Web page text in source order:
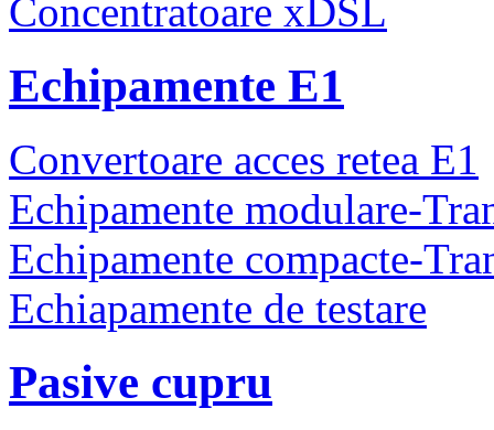
Concentratoare xDSL
Echipamente E1
Convertoare acces retea E1
Echipamente modulare-
Echipamente compacte-
Echiapamente de testare
Pasive cupru